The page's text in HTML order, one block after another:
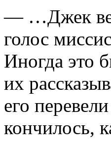
— …Джек
голос
Иногда это
их
его
кончилось,